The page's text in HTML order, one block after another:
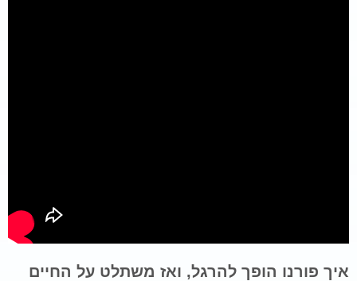
איך פורנו הופך להרגל, ואז משתלט על החיים